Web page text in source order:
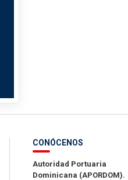
CONÓCENOS
Autoridad Portuaria
Dominicana (APORDOM).